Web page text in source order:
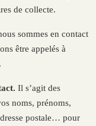
de collecte.
sommes en contact
être appelés à
Il s’agit des
noms, prénoms,
postale… pour